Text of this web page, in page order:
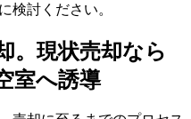
検討ください。
。現状売却なら
室へ誘導